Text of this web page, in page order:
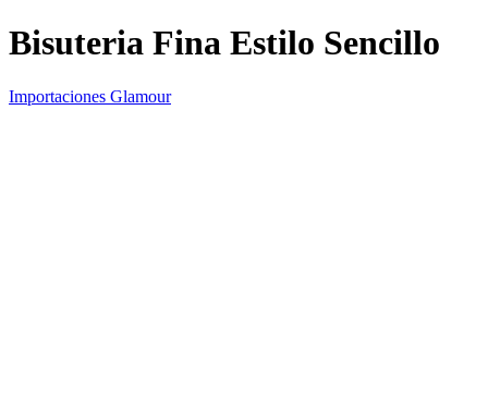
Bisuteria Fina Estilo Sencillo
Importaciones Glamour